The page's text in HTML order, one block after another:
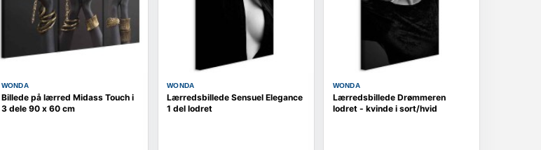
WONDA
Billede på lærred Midass Touch i
3 dele 90 x 60 cm
WONDA
Lærredsbillede Sensuel Elegance
1 del lodret
WONDA
Lærredsbillede Drømmeren
lodret - kvinde i sort/hvid